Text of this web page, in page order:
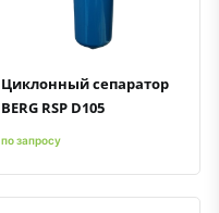
Циклонный сепаратор
BERG RSP D105
по запросу